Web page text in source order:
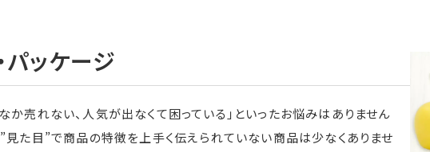
パッケージ
か売れない、人気が出なくて困っている」といったお悩みはありません
見た目”で商品の特徴を上手く伝えられていない商品は少なくありませ